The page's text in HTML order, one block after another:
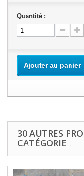
Quantité :
Ajouter au panier
30 AUTRES
CATÉGORIE :